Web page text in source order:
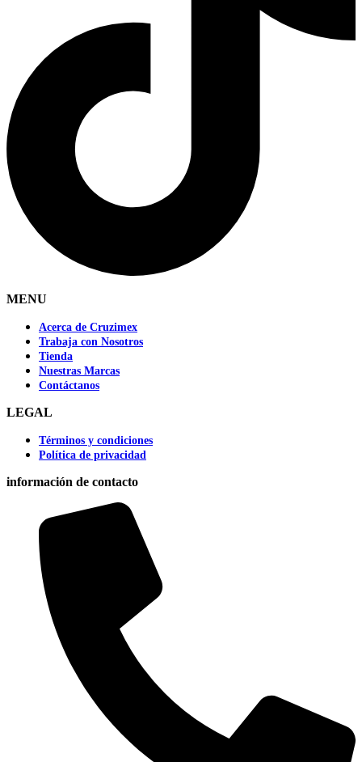
MENU
Acerca de Cruzimex
Trabaja con Nosotros
Tienda
Nuestras Marcas
Contáctanos
LEGAL
Términos y condiciones
Política de privacidad
información de contacto